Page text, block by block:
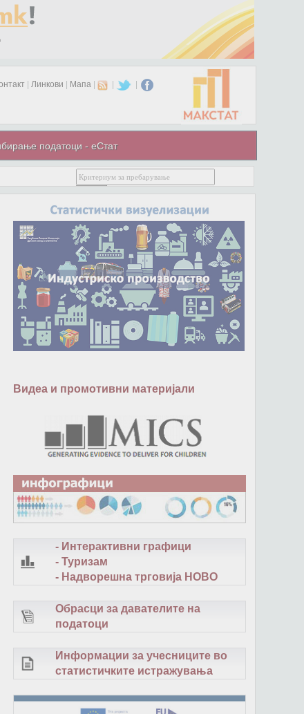
Линкови Мапа| | |
податоци - еСтат
година не се ажурира. На новата веб-страница може да
Видеа и промотивни материјали
- Интерактивни графици
- Туризам
- Надворешна трговија НОВО
Обрасци за давателите на
податоци
Информации за учесниците во
статистичките истражувања